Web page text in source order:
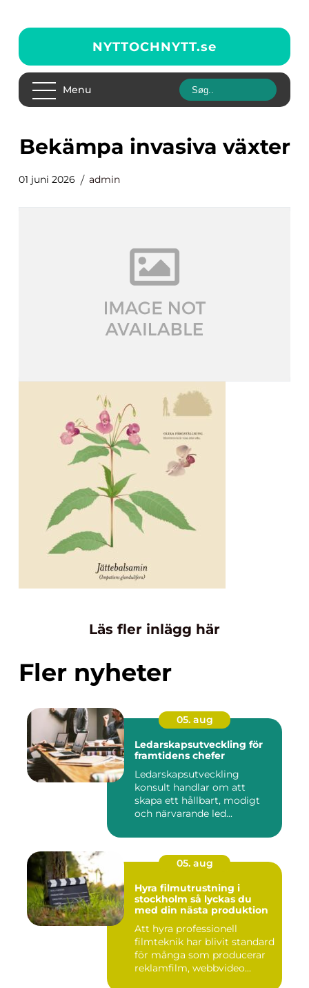
NYTTOCHNYTT.se
Menu
bekämpa invasiva växter
01 juni 2026 admin
Läs fler inlägg här
Fler nyheter
05. aug
Ledarskapsutveckling för
framtidens chefer
Ledarskapsutveckling
konsult handlar om att
skapa ett hållbart, modigt
och närvarande led...
05. aug
Hyra filmutrustning i
stockholm så lyckas du
med din nästa produktion
Att hyra professionell
filmteknik har blivit standard
för många som producerar
reklamfilm, webbvideo...